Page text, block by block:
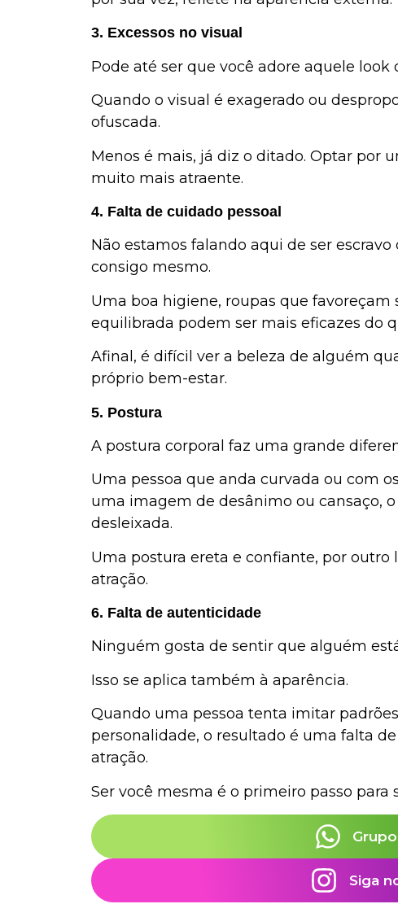
3. Excessos no visual
Pode até ser que você adore aquele look
Quando o visual é exagerado ou
ofuscada.
Menos é mais, já diz o ditado. Optar por
muito mais atraente.
4. Falta de cuidado pessoal
Não estamos falando aqui de ser
consigo mesmo.
Uma boa higiene, roupas que
equilibrada podem ser mais eficazes do
Afinal, é difícil ver a beleza de alguém
próprio bem-estar.
5. Postura
A postura corporal faz uma grande
Uma pessoa que anda curvada ou com
uma imagem de desânimo ou cansaço,
desleixada.
Uma postura ereta e confiante, por
atração.
6. Falta de autenticidade
Ninguém gosta de sentir que alguém
Isso se aplica também à aparência.
Quando uma pessoa tenta imitar
personalidade, o resultado é uma falta
atração.
Ser você mesma é o primeiro passo para
Siga